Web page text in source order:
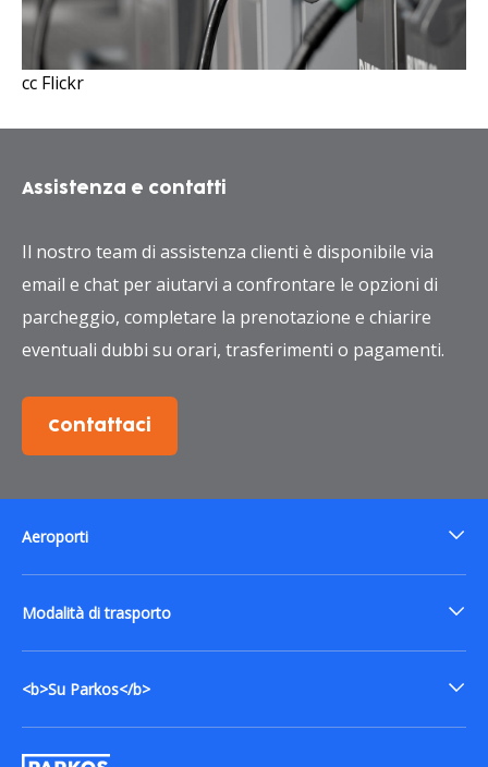
cc Flickr
Assistenza e contatti
Il nostro team di assistenza clienti è disponibile via
email e chat per aiutarvi a confrontare le opzioni di
parcheggio, completare la prenotazione e chiarire
eventuali dubbi su orari, trasferimenti o pagamenti.
Contattaci
Aeroporti
Modalità di trasporto
<b>Su Parkos</b>